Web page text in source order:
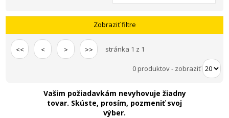
Zobraziť filtre
<< < > >> stránka 1 z 1
0 produktov- zobraziť
Vašim požiadavkám nevyhovuje žiadny
tovar. Skúste, prosím, pozmeniť svoj
výber.